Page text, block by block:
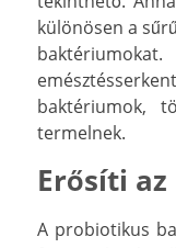
különösen a
baktériumok,
termelnek.
Erősíti
A probiotikus